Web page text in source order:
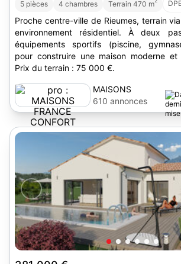
5 pièces 4 chambres Terrain 470 m
Proche centre-ville de Rieumes, terrain
environnement résidentiel. À deux
équipements sportifs (piscine,
pour construire une maison moderne et
Prix du terrain : 75 000 €.
MAISONS
FRANCE
CONFORT
610 annonces